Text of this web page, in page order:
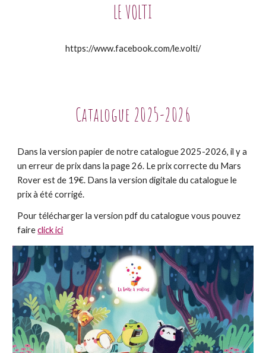
LE VOLTI
https://www.facebook.com/le.volti/
Catalogue 2025-2026
Dans la version papier de notre catalogue 2025-2026, il y a
un erreur de prix dans la page 26. Le prix correcte du Mars
Rover est de 19€. Dans la version digitale du catalogue le
prix à été corrigé.
Pour télécharger la version pdf du catalogue vous pouvez
faireclick ici